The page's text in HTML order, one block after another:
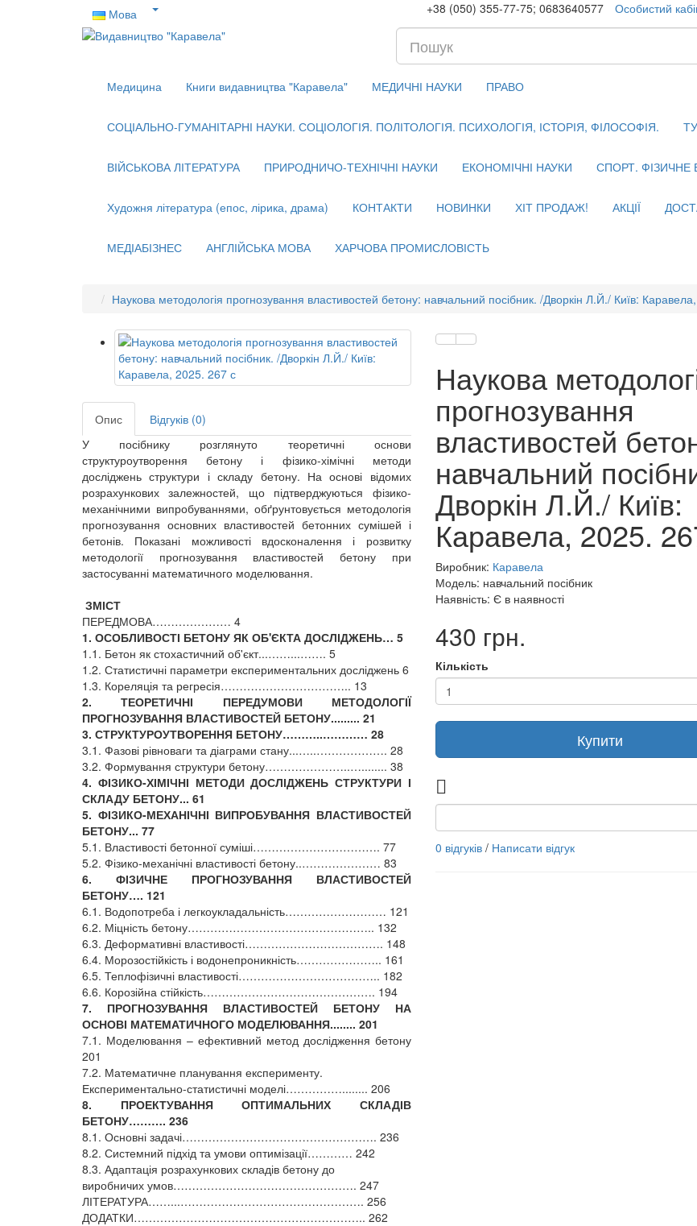
Мова +38 (050) 355-77-75; 0683640577 Особистий
Медицина Книги видавництва "Каравела" МЕДИЧНІ НАУКИ ПРАВО
СОЦІАЛЬНО-ГУМАНІТАРНІ НАУКИ. СОЦІОЛОГІЯ. ПОЛІТОЛОГІЯ. ПСИХОЛОГІЯ, ІСТОРІЯ, ФІЛОСОФІЯ.
ВІЙСЬКОВА ЛІТЕРАТУРА ПРИРОДНИЧО-ТЕХНІЧНІ НАУКИ ЕКОНОМІЧНІ НАУКИ СПОРТ. ФІЗИЧНЕ
Художня література (епос, лірика, драма) КОНТАКТИ НОВИНКИ ХІТ ПРОДАЖ! АКЦІЇ
МЕДІАБІЗНЕС АНГЛІЙСЬКА МОВА ХАРЧОВА ПРОМИСЛОВІСТЬ
Наукова методологія прогнозування властивостей бетону: навчальний посібник. /Дворкін Л.Й./ Київ:
Опис
Відгуків (0)
У посібнику розглянуто теоретичні основи
структуроутворення бетону і фізико-хімічні методи
досліджень структури і складу бетону. На основі відомих
розрахункових залежностей, що підтверджуються фізико-
механічними випробуваннями, обґрунтовується методологія
прогнозування основних властивостей бетонних сумішей і
бетонів. Показані можливості вдосконалення і розвитку
методології прогнозування властивостей бетону при
застосуванні математичного моделювання.
ЗМІСТ
ПЕРЕДМОВА………………… 4
1. ОСОБЛИВОСТІ БЕТОНУ ЯК ОБ'ЄКТА ДОСЛІДЖЕНЬ… 5
1.1. Бетон як стохастичний об'єкт...……...……. 5
1.2. Статистичні параметри експериментальних досліджень 6
1.3. Кореляція та регресія…………………………….. 13
2. ТЕОРЕТИЧНІ ПЕРЕДУМОВИ МЕТОДОЛОГІЇ
ПРОГНОЗУВАННЯ ВЛАСТИВОСТЕЙ БЕТОНУ......... 21
3. СТРУКТУРОУТВОРЕННЯ БЕТОНУ………..………… 28
3.1. Фазові рівноваги та діаграми стану...…..………………. 28
3.2. Формування структури бетону…………………..…........ 38
4. ФІЗИКО-ХІМІЧНІ МЕТОДИ ДОСЛІДЖЕНЬ СТРУКТУРИ І
СКЛАДУ БЕТОНУ... 61
5. ФІЗИКО-МЕХАНІЧНІ ВИПРОБУВАННЯ ВЛАСТИВОСТЕЙ
БЕТОНУ... 77
5.1. Властивості бетонної суміші……………………………. 77
5.2. Фізико-механічні властивості бетону..………………… 83
6. ФІЗИЧНЕ ПРОГНОЗУВАННЯ ВЛАСТИВОСТЕЙ
БЕТОНУ…. 121
6.1. Водопотреба і легкоукладальність……………………… 121
6.2. Міцність бетону………………………………………….. 132
6.3. Деформативні властивості………………………………. 148
6.4. Морозостійкість і водонепроникність………………….. 161
6.5. Теплофізичні властивості……………………………….. 182
6.6. Корозійна стійкість………………………………………. 194
7. ПРОГНОЗУВАННЯ ВЛАСТИВОСТЕЙ БЕТОНУ НА
ОСНОВІ МАТЕМАТИЧНОГО МОДЕЛЮВАННЯ........ 201
7.1. Моделювання – ефективний метод дослідження бетону
201
7.2. Математичне планування експерименту.
Експериментально-статистичні моделі……………........ 206
8. ПРОЕКТУВАННЯ ОПТИМАЛЬНИХ СКЛАДІВ
БЕТОНУ………. 236
8.1. Основні задачі……………………………………………. 236
8.2. Системний підхід та умови оптимізації………… 242
8.3. Адаптація розрахункових складів бетону до
виробничих умов…………………………………………. 247
ЛІТЕРАТУРА……...…………………………………………. 256
ДОДАТКИ…………………………………………………….. 262
Наукова
прогнозування
властивостей
навчальний
Дворкін Л.Й./ Київ:
Каравела, 2025.
Виробник: Каравела
Модель: навчальний посібник
Наявність: Є в наявності
430 грн.
Кількість
Купити
0 відгуків/ Написати відгук